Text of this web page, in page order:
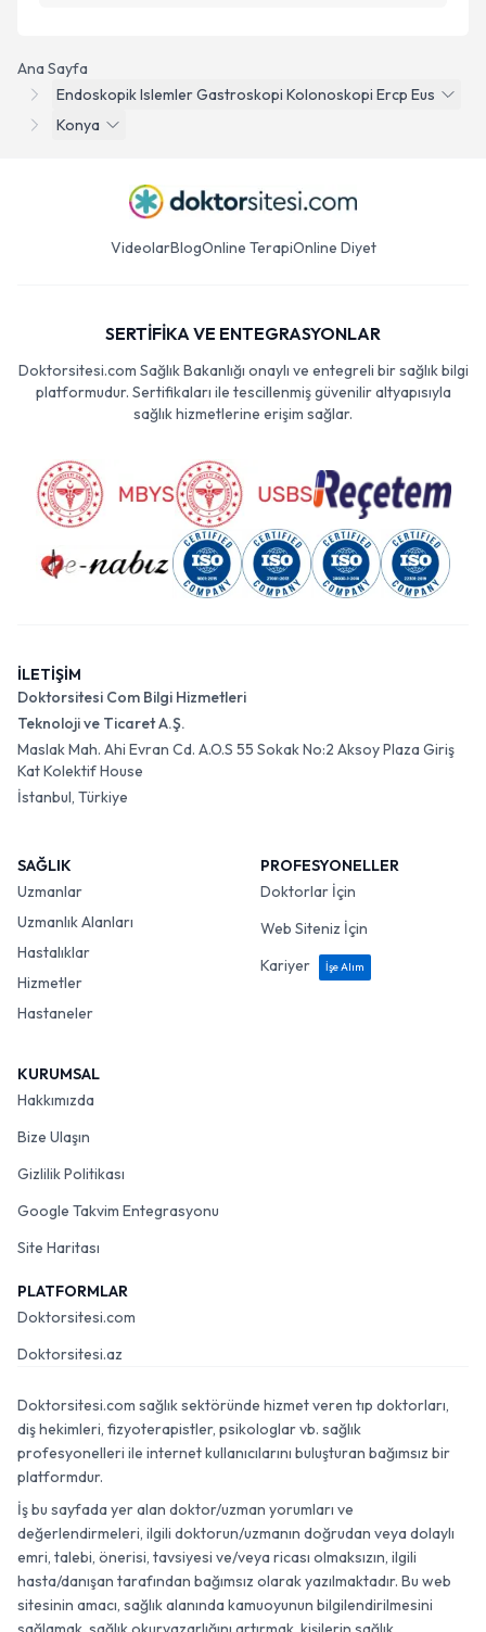
Ana Sayfa
Endoskopik Islemler Gastroskopi Kolonoskopi Ercp Eus
Konya
VideolarBlogOnline TerapiOnline Diyet
SERTİFİKA VE ENTEGRASYONLAR
Doktorsitesi.com Sağlık Bakanlığı onaylı ve entegreli bir sağlık bilgi
platformudur. Sertifikaları ile tescillenmiş güvenilir altyapısıyla
sağlık hizmetlerine erişim sağlar.
İLETİŞİM
Doktorsitesi Com Bilgi Hizmetleri
Teknoloji ve Ticaret A.Ş.
Maslak Mah. Ahi Evran Cd. A.O.S 55 Sokak No:2 Aksoy Plaza Giriş
Kat Kolektif House
İstanbul, Türkiye
SAĞLIK
Uzmanlar
Uzmanlık Alanları
Hastalıklar
Hizmetler
Hastaneler
PROFESYONELLER
Doktorlar İçin
Web Siteniz İçin
Kariyer
İşe Alım
KURUMSAL
Hakkımızda
Bize Ulaşın
Gizlilik Politikası
Google Takvim Entegrasyonu
Site Haritası
PLATFORMLAR
Doktorsitesi.com
Doktorsitesi.az
Doktorsitesi.com sağlık sektöründe hizmet veren tıp doktorları,
diş hekimleri, fizyoterapistler, psikologlar vb. sağlık
profesyonelleri ile internet kullanıcılarını buluşturan bağımsız bir
platformdur.
İş bu sayfada yer alan doktor/uzman yorumları ve
değerlendirmeleri, ilgili doktorun/uzmanın doğrudan veya dolaylı
emri, talebi, önerisi, tavsiyesi ve/veya ricası olmaksızın, ilgili
hasta/danışan tarafından bağımsız olarak yazılmaktadır. Bu web
sitesinin amacı, sağlık alanında kamuoyunun bilgilendirilmesini